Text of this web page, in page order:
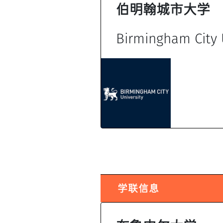
伯明翰城市大学
Birmingham City
学联信息